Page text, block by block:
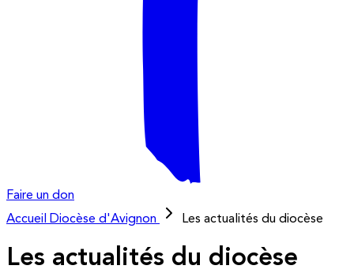
Faire un don
Accueil
Diocèse d'Avignon Les actualités du diocèse
Les actualités du diocèse